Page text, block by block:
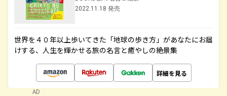
2022.11.18 発売
世界を４０年以上歩いてきた「地球の歩き方」があなたにお届
けする、人生を輝かせる旅の名言と癒やしの絶景集
詳細を見る
AD